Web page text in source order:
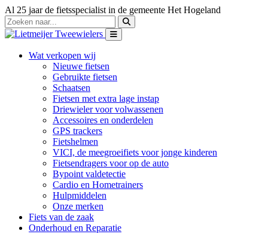
Al 25 jaar de fietsspecialist in de gemeente Het Hogeland
Wat verkopen wij
Nieuwe fietsen
Gebruikte fietsen
Schaatsen
Fietsen met extra lage instap
Driewieler voor volwassenen
Accessoires en onderdelen
GPS trackers
Fietshelmen
VICI, de meegroeifiets voor jonge kinderen
Fietsendragers voor op de auto
Bypoint valdetectie
Cardio en Hometrainers
Hulpmiddelen
Onze merken
Fiets van de zaak
Onderhoud en Reparatie